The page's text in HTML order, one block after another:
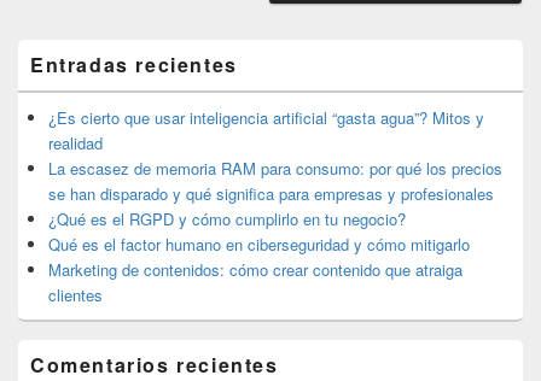
de
widget
barra
lateral
primaria
Entradas recientes
¿Es cierto que usar inteligencia artificial “gasta agua”? Mitos y
realidad
La escasez de memoria RAM para consumo: por qué los precios
se han disparado y qué significa para empresas y profesionales
¿Qué es el RGPD y cómo cumplirlo en tu negocio?
Qué es el factor humano en ciberseguridad y cómo mitigarlo
Marketing de contenidos: cómo crear contenido que atraiga
clientes
Comentarios recientes